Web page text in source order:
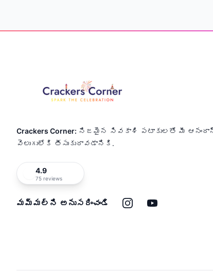
of
Crackers Corner: నిజమైన సివకాశి పటాకులతో మీ
వెలుగులోకి తీసుకురావడానికి.
4.9
75 reviews
మమ్మల్ని అనుసరించండి ఇన్‌స్టాగ్రామ్
యూట్యూబ్